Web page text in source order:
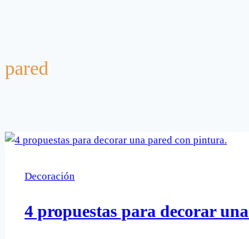
pared
Decoración
4 propuestas para decorar